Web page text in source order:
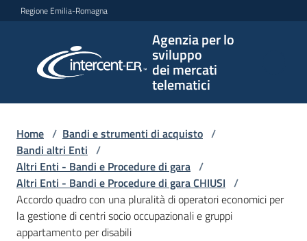
Vai al contenuto
Vai alla navigazione
Vai al footer
Regione Emilia-Romagna
Agenzia per lo
sviluppo
dei mercati
telematici
per lo
sviluppo
telematici
L'Agenzia
Home / Bandi e strumenti di acquisto /
Bandi altri Enti /
Altri Enti - Bandi e Procedure di gara /
Altri Enti - Bandi e Procedure di gara CHIUSI /
Accordo quadro con una pluralità di operatori economici per
la gestione di centri socio occupazionali e gruppi
appartamento per disabili